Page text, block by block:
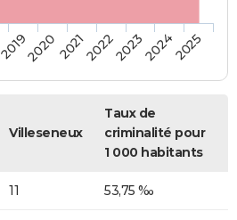
2019202020212022202320242025
Villeseneux
Taux de
criminalité pour
1 000 habitants
11 53,75 ‰